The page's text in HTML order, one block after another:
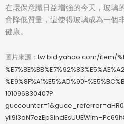
在環保意識日益增強的今天，玻璃
會降低質量，這使得玻璃成為一個
健康。
圖片來源： tw.bid.yahoo.com/item/
%E9%8F%A1%E5%AD%90-
101096830407?